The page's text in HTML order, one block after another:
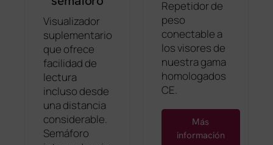
Visualizador
suplementario
que ofrece
facilidad de
lectura
incluso desde
una distancia
considerable.
Semáforo
Repetidor de
peso
conectable a
los visores de
nuestra gama
homologados
CE.
Más
información